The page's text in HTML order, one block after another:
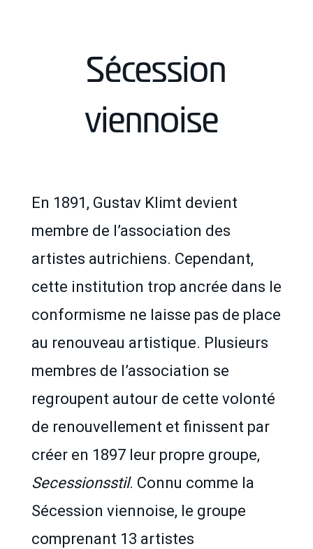
Sécession
viennoise
En 1891, Gustav Klimt devient
membre de l’association des
artistes autrichiens. Cependant,
cette institution trop ancrée dans le
conformisme ne laisse pas de place
au renouveau artistique. Plusieurs
membres de l’association se
regroupent autour de cette volonté
de renouvellement et finissent par
créer en 1897 leur propre groupe,
Secessionsstil. Connu comme la
Sécession viennoise, le groupe
comprenant 13 artistes